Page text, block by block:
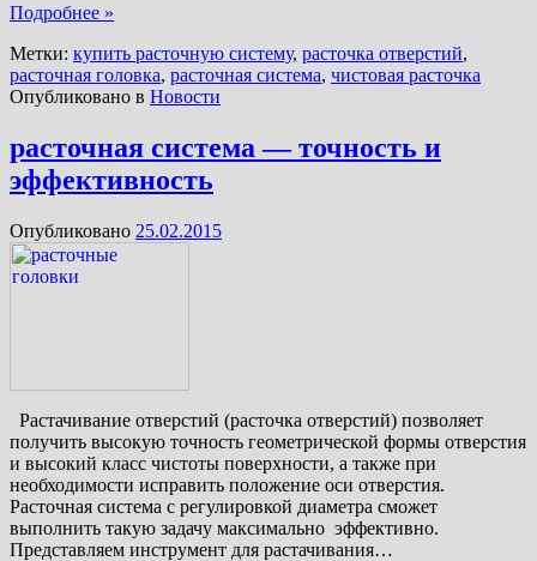
Подробнее »
Метки: купить расточную систему, расточка отверстий,
расточная головка, расточная система, чистовая расточка
Опубликовано в Новости
расточная система — точность и
эффективность
Опубликовано 25.02.2015
Растачивание отверстий (расточка отверстий) позволяет
получить высокую точность геометрической формы отверстия
и высокий класс чистоты поверхности, а также при
необходимости исправить положение оси отверстия.
Расточная система с регулировкой диаметра сможет
выполнить такую задачу максимально эффективно.
Представляем инструмент для растачивания…